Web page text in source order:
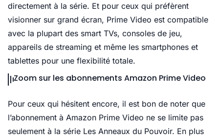
directement à la série. Et pour ceux qui préfèrent
visionner sur grand écran, Prime Video est compatible
avec la plupart des smart TVs, consoles de jeu,
appareils de streaming et même les smartphones et
tablettes pour une flexibilité totale.
Zoom sur les abonnements Amazon Prime Video
Pour ceux qui hésitent encore, il est bon de noter que
l’abonnement à Amazon Prime Video ne se limite pas
seulement à la série Les Anneaux du Pouvoir. En plus